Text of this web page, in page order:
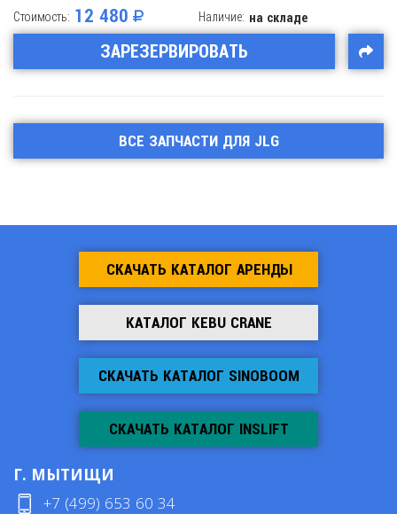
Стоимость: 12 480
ЗАРЕЗЕРВИРОВАТЬ
Наличие: на складе
ВСЕ ЗАПЧАСТИ ДЛЯ JLG
СКАЧАТЬ КАТАЛОГ АРЕНДЫ
КАТАЛОГ KEBU CRANE
СКАЧАТЬ КАТАЛОГ SINOBOOM
СКАЧАТЬ КАТАЛОГ INSLIFT
Г. МЫТИЩИ
+7 (499) 653 60 34